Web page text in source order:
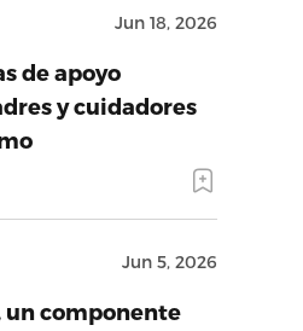
Jun 18, 2026
de apoyo
y cuidadores
Jun 5, 2026
un componente